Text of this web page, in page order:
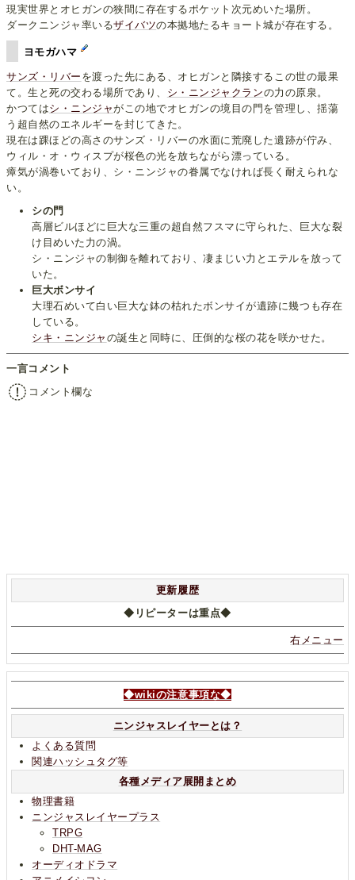
現実世界とオヒガンの狭間に存在するポケット次元めいた場所。
ダークニンジャ率いるザイバツの本拠地たるキョート城が存在する。
ヨモガハマ
サンズ・リバー を渡った先にある、オヒガンと隣接するこの世の最果
て。生と死の交わる場所であり、 シ・ニンジャクランの力の原泉。
かつてはシ・ニンジャがこの地でオヒガンの境目の門を管理し、揺蕩
う超自然のエネルギーを封じてきた。
現在は踝ほどの高さのサンズ・リバーの水面に荒廃した遺跡が佇み、
ウィル・オ・ウィスプが桜色の光を放ちながら漂っている。
瘴気が渦巻いており、シ・ニンジャの眷属でなければ長く耐えられな
い。
シの門
高層ビルほどに巨大な三重の超自然フスマに守られた、巨大な裂
け目めいた力の渦。
シ・ニンジャの制御を離れており、凄まじい力とエテルを放って
いた。
巨大ボンサイ
大理石めいて白い巨大な鉢の枯れたボンサイが遺跡に幾つも存在
している。
シキ・ニンジャ の誕生と同時に、圧倒的な桜の花を咲かせた。
一言コメント
コメント欄な
更新履歴
◆リピーターは重点◆
右メニュー
◆wikiの注意事項な◆
ニンジャスレイヤーとは？
よくある質問
関連ハッシュタグ等
各種メディア展開まとめ
物理書籍
ニンジャスレイヤープラス
TRPG
DHT-MAG
オーディオドラマ